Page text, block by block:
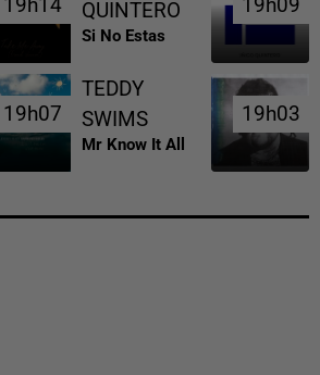
19h14
19h14
QUINTERO
Si No Estas
19h09
19h09
19h07
19h07
TEDDY
SWIMS
Mr Know It All
19h03
19h03